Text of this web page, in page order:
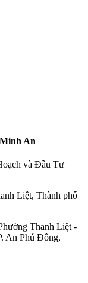
An
và Đầu Tư
Liệt, Thành phố
Thanh Liệt -
An Phú Đông,